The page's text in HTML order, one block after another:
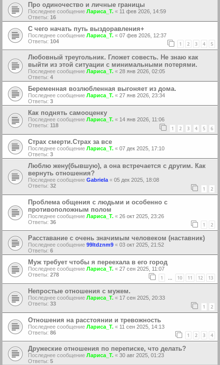
Про одиночество и личные границы
Последнее сообщение Лариса_Т. « 11 фев 2026, 14:59
Ответы: 16
С чего начать путь выздоравления+
Последнее сообщение Лариса_Т. « 07 фев 2026, 12:37
Ответы: 104 1 2 3 4 5
Любовный треугольник. Гложет совесть. Не знаю как
выйти из этой ситуации с минимальными потерями.
Последнее сообщение Лариса_Т. « 28 янв 2026, 02:05
Ответы: 4
Беременная возлюбленная выгоняет из дома.
Последнее сообщение Лариса_Т. « 27 янв 2026, 23:34
Ответы: 3
Как поднять самооценку
Последнее сообщение Лариса_Т. « 14 янв 2026, 11:06
Ответы: 118 1 2 3 4 5 6
Страх смерти.Страх за все
Последнее сообщение Лариса_Т. « 07 дек 2025, 17:10
Ответы: 3
Люблю жену(бывшую), а она встречается с другим. Как
вернуть отношения?
Последнее сообщение Gabriela « 05 дек 2025, 18:08
Ответы: 32 1 2
Проблема общения с людьми и особенно с
противоположным полом
Последнее сообщение Лариса_Т. « 26 окт 2025, 23:26
Ответы: 36 1 2
Расставание с очень значимым человеком (наставник)
Последнее сообщение 99ltdznm9 « 03 окт 2025, 21:52
Ответы: 6
Муж требует чтобы я переехала в его город
Последнее сообщение Лариса_Т. « 27 сен 2025, 11:07
Ответы: 278 1 … 10 11 12 13
Непростые отношения с мужем.
Последнее сообщение Лариса_Т. « 17 сен 2025, 20:33
Ответы: 33 1 2
Отношения на расстоянии и тревожность
Последнее сообщение Лариса_Т. « 11 сен 2025, 14:13
Ответы: 86 1 2 3 4
Дружеские отношения по переписке, что делать?
Последнее сообщение Лариса_Т. « 30 авг 2025, 01:23
Ответы: 5